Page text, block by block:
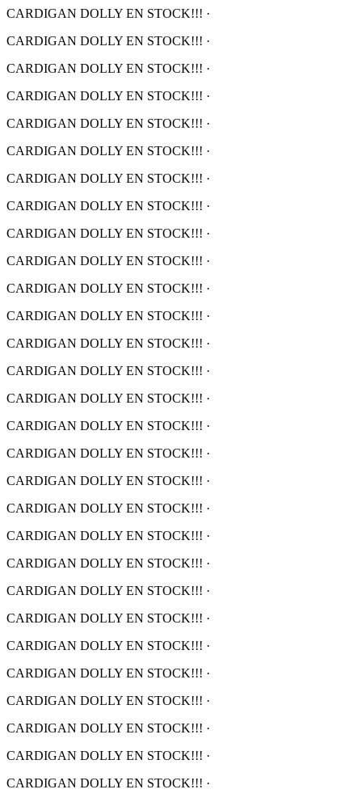
CARDIGAN DOLLY EN STOCK!!! ·
CARDIGAN DOLLY EN STOCK!!! ·
CARDIGAN DOLLY EN STOCK!!! ·
CARDIGAN DOLLY EN STOCK!!! ·
CARDIGAN DOLLY EN STOCK!!! ·
CARDIGAN DOLLY EN STOCK!!! ·
CARDIGAN DOLLY EN STOCK!!! ·
CARDIGAN DOLLY EN STOCK!!! ·
CARDIGAN DOLLY EN STOCK!!! ·
CARDIGAN DOLLY EN STOCK!!! ·
CARDIGAN DOLLY EN STOCK!!! ·
CARDIGAN DOLLY EN STOCK!!! ·
CARDIGAN DOLLY EN STOCK!!! ·
CARDIGAN DOLLY EN STOCK!!! ·
CARDIGAN DOLLY EN STOCK!!! ·
CARDIGAN DOLLY EN STOCK!!! ·
CARDIGAN DOLLY EN STOCK!!! ·
CARDIGAN DOLLY EN STOCK!!! ·
CARDIGAN DOLLY EN STOCK!!! ·
CARDIGAN DOLLY EN STOCK!!! ·
CARDIGAN DOLLY EN STOCK!!! ·
CARDIGAN DOLLY EN STOCK!!! ·
CARDIGAN DOLLY EN STOCK!!! ·
CARDIGAN DOLLY EN STOCK!!! ·
CARDIGAN DOLLY EN STOCK!!! ·
CARDIGAN DOLLY EN STOCK!!! ·
CARDIGAN DOLLY EN STOCK!!! ·
CARDIGAN DOLLY EN STOCK!!! ·
CARDIGAN DOLLY EN STOCK!!! ·